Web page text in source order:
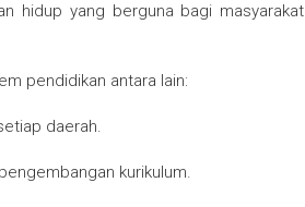
hidup yang berguna bagi masyarakat
pendidikan antara lain:
daerah.
kurikulum.